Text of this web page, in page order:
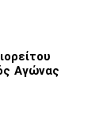
Αγώνας